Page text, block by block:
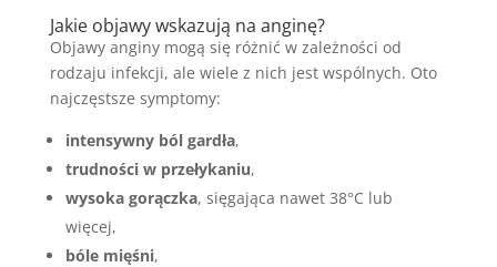
Jakie objawy wskazują na anginę?
Objawy anginy mogą się różnić w zależności od
rodzaju infekcji, ale wiele z nich jest wspólnych. Oto
najczęstsze symptomy:
intensywny ból gardła,
trudności w przełykaniu,
wysoka gorączka, sięgająca nawet 38°C lub
więcej,
bóle mięśni,